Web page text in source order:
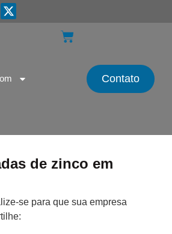
Contato
de zinco em
se para que sua empresa